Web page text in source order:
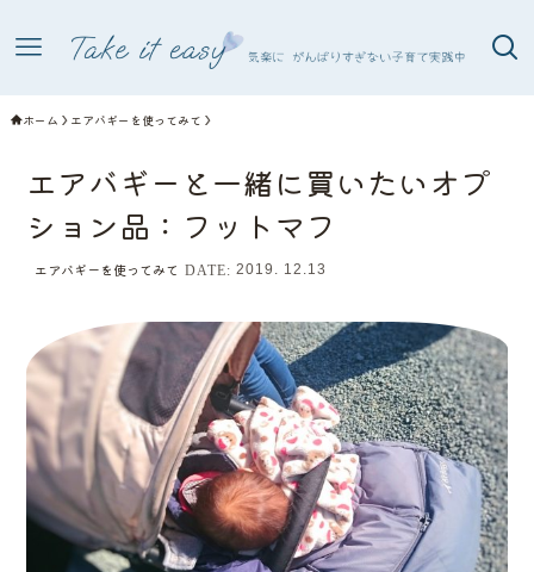
ホーム エアバギーを使ってみて
エアバギーと一緒に買いたいオプ
ション品：フットマフ
エアバギーを使ってみて 2019. 12.13